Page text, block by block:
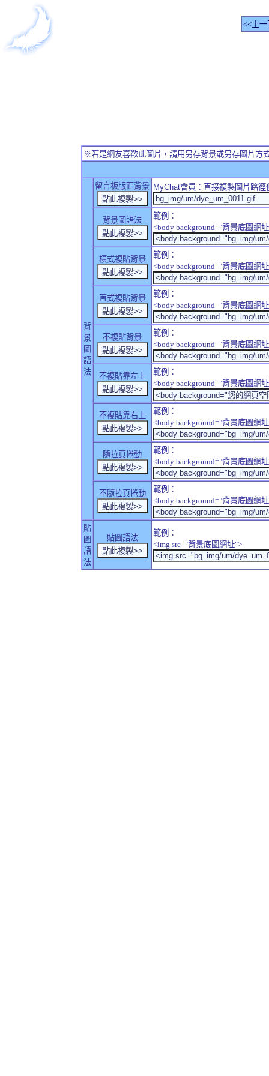
<<上一
※若是網友喜歡此圖片，請用另存背景或另存圖片方
背
景
圖
語
法
留言板版面背景 MyChat會員：直接複製圖片路
背景圖語法
範例：
<body background="背景底圖網
橫式複貼背景
範例：
<body background="背景底圖網
直式複貼背景
範例：
<body background="背景底圖網
不複貼背景
範例：
<body background="背景底圖網
不複貼靠左上
範例：
<body background="背景底圖網
不複貼靠右上
範例：
<body background="背景底圖網
隨拉頁捲動
範例：
<body background="背景底圖網
不隨拉頁捲動
範例：
<body background="背景底圖網
貼
圖
語
法
貼圖語法
範例：
<img src="背景底圖網址">